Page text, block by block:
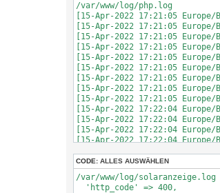
/var/www/log/php.log
[15-Apr-2022 17:21:05
[15-Apr-2022 17:21:05
[15-Apr-2022 17:21:05
[15-Apr-2022 17:21:05
[15-Apr-2022 17:21:05
[15-Apr-2022 17:21:05
[15-Apr-2022 17:21:05
[15-Apr-2022 17:21:05
[15-Apr-2022 17:21:05
[15-Apr-2022 17:22:04
[15-Apr-2022 17:22:04
[15-Apr-2022 17:22:04
[15-Apr-2022 17:22:04
[15-Apr-2022 17:22:04
[15-Apr-2022 17:22:04
[15-Apr-2022 17:22:04
CODE: ALLES AUSWÄHLEN
/var/www/log/
  'http_code' => 400,